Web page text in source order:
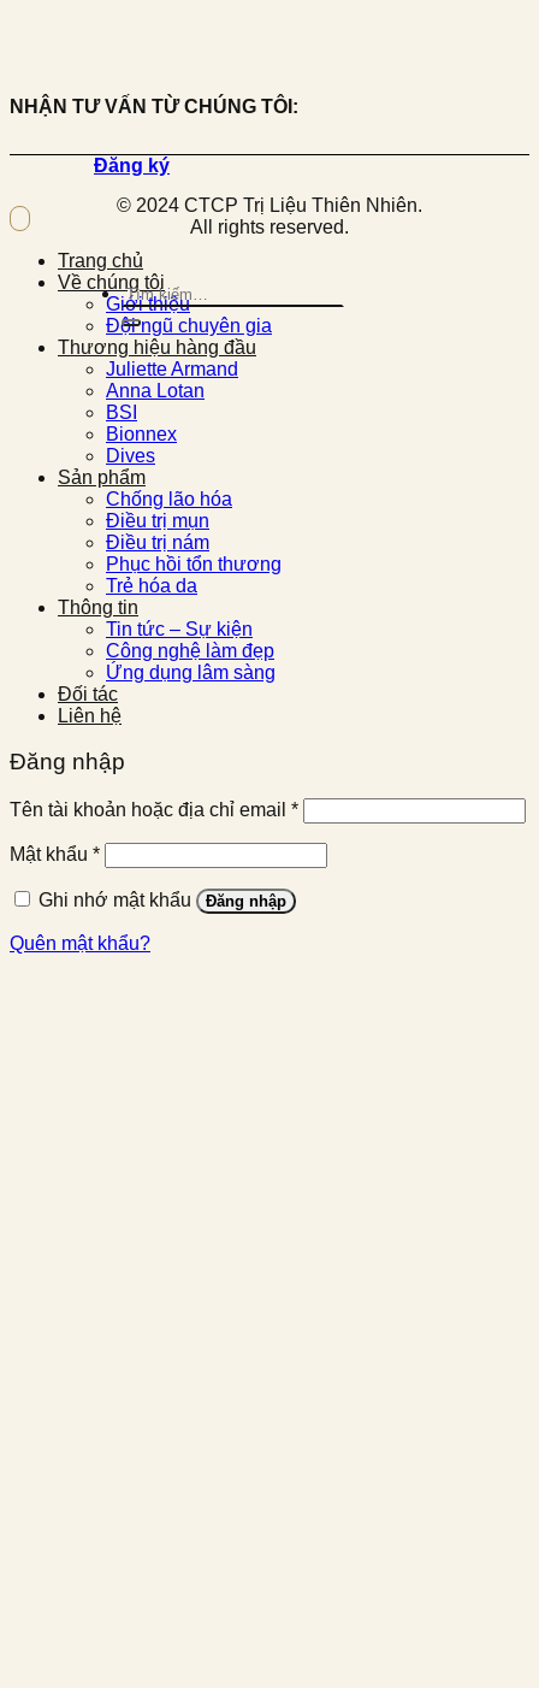
NHẬN TƯ VẤN TỪ CHÚNG TÔI:
Đăng ký
© 2024 CTCP Trị Liệu Thiên Nhiên.
All rights reserved.
Tìm
kiếm:
Trang chủ
Về chúng tôi
Giới thiệu
Đội ngũ chuyên gia
Thương hiệu hàng đầu
Juliette Armand
Anna Lotan
BSI
Bionnex
Dives
Sản phẩm
Chống lão hóa
Điều trị mụn
Điều trị nám
Phục hồi tổn thương
Trẻ hóa da
Thông tin
Tin tức – Sự kiện
Công nghệ làm đẹp
Ứng dụng lâm sàng
Đối tác
Liên hệ
Đăng nhập
Tên tài khoản hoặc địa chỉ email *Bắt
buộc
Mật khẩu *Bắt
buộc
Ghi nhớ mật khẩu
Đăng nhập
Quên mật khẩu?